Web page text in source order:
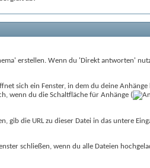
erstellen. Wenn du 'Direkt antworten'
sich ein Fenster, in dem du deine
wenn du die Schaltfläche für Anhänge (
die URL zu dieser Datei in das untere
schließen, wenn du alle Dateien